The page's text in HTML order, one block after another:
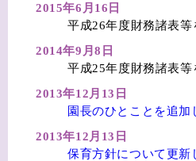
2015年6月16日
平成26年度財務諸表等
2014年9月8日
平成25年度財務諸表等
2013年12月13日
園長のひとことを追加
2013年12月13日
保育方針について更新